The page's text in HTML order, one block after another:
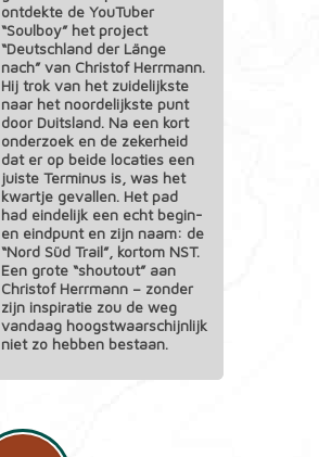
ontdekte de YouTuber
“Soulboy” het project
“Deutschland der Länge
nach” van Christof Herrmann.
Hij trok van het zuidelijkste
naar het noordelijkste punt
door Duitsland. Na een kort
onderzoek en de zekerheid
dat er op beide locaties een
juiste Terminus is, was het
kwartje gevallen. Het pad
had eindelijk een echt begin-
en eindpunt en zijn naam: de
“Nord Süd Trail”, kortom NST.
Een grote “shoutout” aan
Christof Herrmann – zonder
zijn inspiratie zou de weg
vandaag hoogstwaarschijnlijk
niet zo hebben bestaan.